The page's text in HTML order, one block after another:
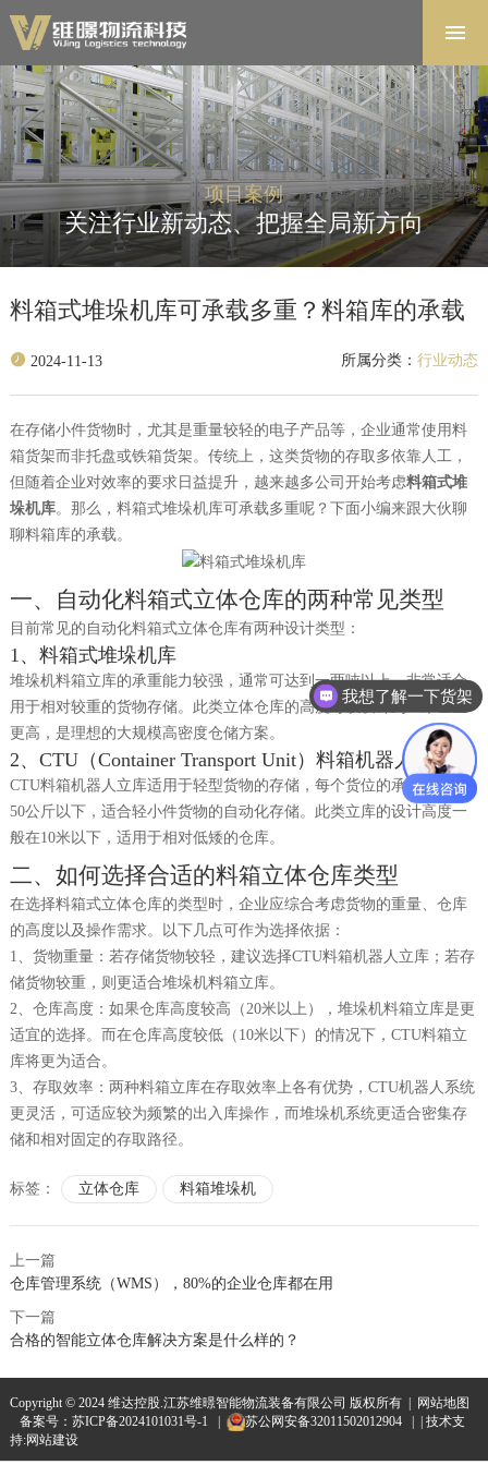
解决方案
软件系统
产品中心
项目案例
关于维暻
联系我们
项目案例
关注行业新动态、把握全局新方向
料箱式堆垛机库可承载多重？料箱库的承载
2024-11-13 所属分类：行业动态
在存储小件货物时，尤其是重量较轻的电子产品等，企业通常使用料
箱货架而非托盘或铁箱货架。传统上，这类货物的存取多依靠人工，
但随着企业对效率的要求日益提升，越来越多公司开始考虑料箱式堆
垛机库。那么， 料箱式堆垛机库可承载多重呢？ 下面小编来跟大伙聊
聊料箱库的承载。
一、 自动化料箱式立体仓库的两种常见类型
目前常见的自动化料箱式立体仓库有两种设计类型：
1、 料箱式堆垛机库
堆垛机料箱立库的承重能力较强，通常可达到一两吨以上，非常适合
用于相对较重的货物存储。此类立体仓库的高度可以设计到
20米甚至
更高，是理想的大规模高密度仓储方案。
2、 CTU（Container Transport Unit）料箱机器人立库
CTU料箱机器人立库适用于轻型货物的存储， 每个货位的承重通常在
50公斤以下，适合轻小件货物的自动化存储。此类立库的设计高度一
般在10米以下，适用于相对低矮的仓库。
二、 如何选择合适的料箱立体仓库类型
在选择料箱式立体仓库的类型时，企业应综合考虑货物的重量、仓库
的高度以及操作需求。以下几点可作为选择依据：
1、 货物重量：若存储货物较轻，建议选择CTU料箱机器人立库；若存
储货物较重，则更适合堆垛机料箱立库。
2、 仓库高度：如果仓库高度较高（ 20米以上），堆垛机料箱立库是更
适宜的选择。而在仓库高度较低（10米以下）的情况下，CTU料箱立
库将更为适合。
3、 存取效率：两种料箱立库在存取效率上各有优势， CTU机器人系统
更灵活，可适应较为频繁的出入库操作，而堆垛机系统更适合密集存
储和相对固定的存取路径。
标签： 立体仓库 料箱堆垛机
上一篇
仓库管理系统（WMS），80%的企业仓库都在用
下一篇
合格的智能立体仓库解决方案是什么样的？
Copyright © 2024 维达控股.江苏维暻智能物流装备有限公司 版权所有 | 网站地图
备案号： 苏ICP备2024101031号-1 | 苏公网安备32011502012904
| | 技术支
持:网站建设
我想了解一下货架